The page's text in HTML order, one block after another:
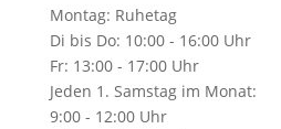
Montag: Ruhetag
Di bis Do: 10:00 - 16:00 Uhr
Fr: 13:00 - 17:00 Uhr
Jeden 1. Samstag im Monat:
9:00 - 12:00 Uhr